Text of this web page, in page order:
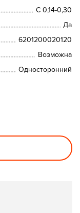
C 0,14-0,30
Да
6201200020120
Возможна
Односторонний